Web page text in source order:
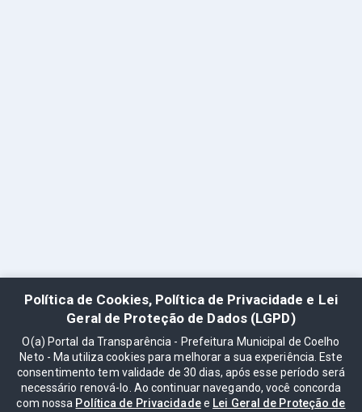
Política de Cookies, Política de Privacidade e Lei
Geral de Proteção de Dados (LGPD)
O(a) Portal da Transparência - Prefeitura Municipal de Coelho
Neto - Ma utiliza cookies para melhorar a sua experiência. Este
consentimento tem validade de 30 dias, após esse período será
necessário renová-lo. Ao continuar navegando, você concorda
com nossa Política de Privacidadee Lei Geral de Proteção de